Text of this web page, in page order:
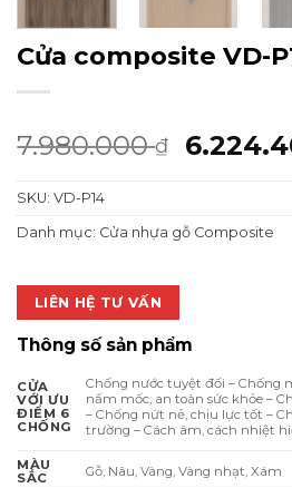
Cửa composite VD-
7.980.000₫
Giá
gốc
là:
SKU: VD-P14
Danh mục: Cửa nhựa gỗ Composite
LIÊN HỆ TƯ VẤN
Thông số sản phẩm
CỬA
VỚI ƯU
ĐIỂM 6
CHỐNG
Chống nước tuyệt đối – Chống
nấm mốc, an toàn sức khỏe –
– Chống nứt nẻ, chịu lực tốt –
trường – Cách âm, cách nhiệt
MÀU
SẮC
Gỗ, Nâu, Vàng, Vàng nhạt, Xám